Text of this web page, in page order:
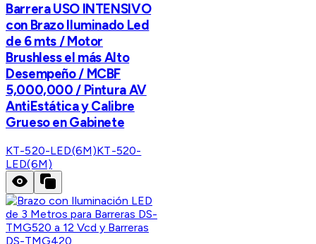
Barrera USO INTENSIVO
con Brazo Iluminado Led
de 6 mts / Motor
Brushless el más Alto
Desempeño / MCBF
5,000,000 / Pintura AV
AntiEstática y Calibre
Grueso en Gabinete
KT-520-LED(6M)KT-520-
LED(6M)